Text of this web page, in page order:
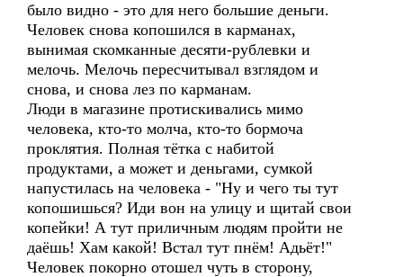
было видно - это для него большие деньги.
Человек снова копошился в карманах,
вынимая скомканные десяти-рублевки и
мелочь. Мелочь пересчитывал взглядом и
снова, и снова лез по карманам.
Люди в магазине протискивались мимо
человека, кто-то молча, кто-то бормоча
проклятия. Полная тётка с набитой
продуктами, а может и деньгами, сумкой
напустилась на человека - "Ну и чего ты тут
копошишься? Иди вон на улицу и щитай свои
копейки! А тут приличным людям пройти не
даёшь! Хам какой! Встал тут пнём! Адьёт!"
Человек покорно отошел чуть в сторону,